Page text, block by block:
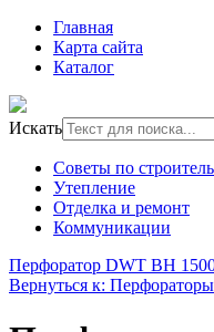
Главная
Карта сайта
Каталог
Искать
Советы по
Утепление
Отделка и ремонт
Коммуникации
Перфоратор DWT BH
Вернуться к: Перфораторы